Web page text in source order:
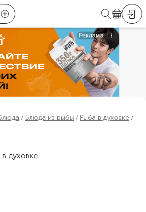
Блюда из рыбы
Рыба в духовке